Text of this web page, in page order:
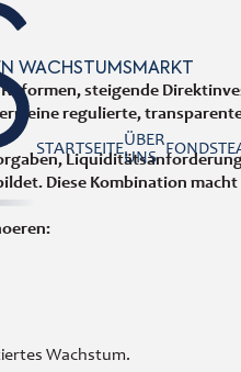
STARTSEITEÜBER
UNS FONDS
WACHSTUMSMARKT
steigende
eine regulierte,
Diese Kombination macht
Wachstum.